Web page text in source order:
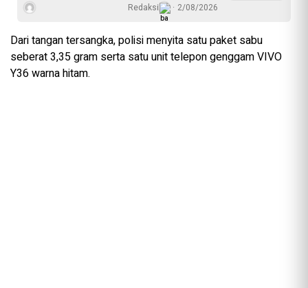
Redaksi 2/08/2026
Dari tangan tersangka, polisi menyita satu paket sabu
seberat 3,35 gram serta satu unit telepon genggam VIVO
Y36 warna hitam.